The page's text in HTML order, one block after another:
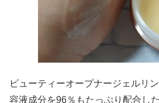
ビューティーオープナージェルリ
容液成分を96％もたっぷり配合し